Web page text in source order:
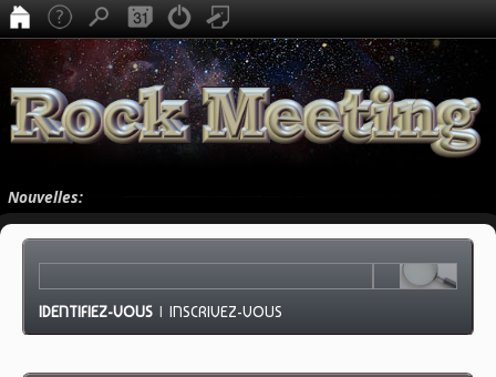
Nouvelles:
IDENTIFIEZ-VOUS |INSCRIVEZ-VOUS